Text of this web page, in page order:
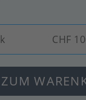
CHF
ZUM